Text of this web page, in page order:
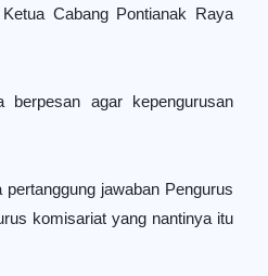
Cabang Pontianak Raya
agar kepengurusan
jawaban Pengurus
komisariat yang nantinya itu